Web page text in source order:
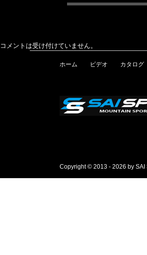
コメントは受け付けていません。
ホーム ビデオ カタログ
Copyright © 2013 - 2026 by SAI